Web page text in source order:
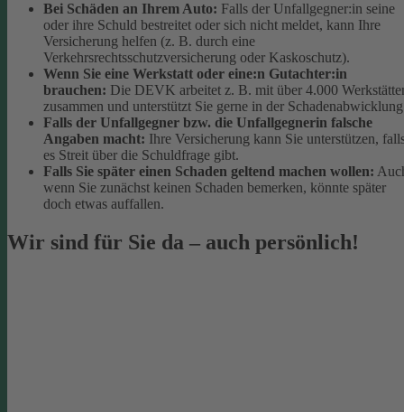
Bei Schäden an Ihrem Auto: Falls der Unfallgegner:in seine
oder ihre Schuld bestreitet oder sich nicht meldet, kann Ihre
Versicherung helfen (z. B. durch eine
Verkehrsrechtsschutzversicherung oder Kaskoschutz).
Wenn Sie eine Werkstatt oder eine:n Gutachter:in
brauchen: Die DEVK arbeitet z. B. mit über 4.000
zusammen und unterstützt Sie gerne in der
Falls der Unfallgegner bzw. die Unfallgegnerin falsche
Angaben macht: Ihre Versicherung kann Sie unterstützen,
es Streit über die Schuldfrage gibt.
Falls Sie später einen Schaden geltend machen wollen:
wenn Sie zunächst keinen Schaden bemerken, könnte später
doch etwas auffallen.
Wir sind für Sie da – auch persönlich!